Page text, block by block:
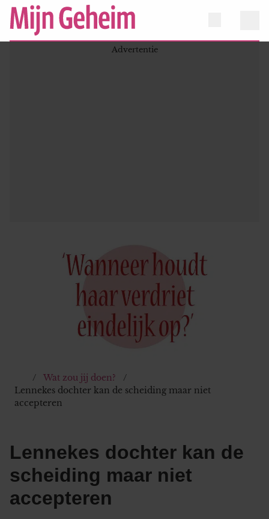
Wat zou jij doen?
Lennekes dochter kan de scheiding maar niet
accepteren
Lennekes dochter kan de
scheiding maar niet
accepteren